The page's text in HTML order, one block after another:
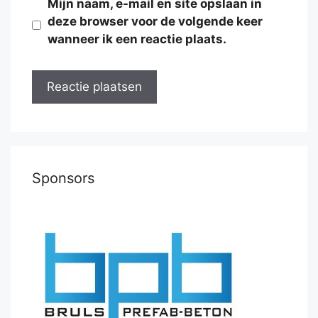
Mijn naam, e-mail en site opslaan in
deze browser voor de volgende keer
wanneer ik een reactie plaats.
Sponsors